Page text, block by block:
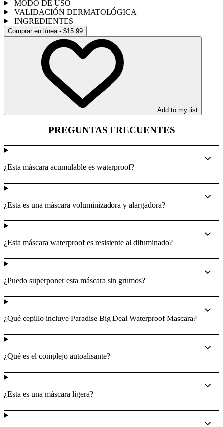
MODO DE USO
VALIDACIÓN DERMATOLÓGICA
INGREDIENTES
Comprar en línea - $15.99
Add to my list
PREGUNTAS FRECUENTES
¿Esta máscara acumulable es waterproof?
¿Esta es una máscara voluminizadora y alargadora?
¿Esta máscara waterproof es resistente al difuminado?
¿Puedo superponer esta máscara sin grumos?
¿Qué cepillo incluye Paradise Big Deal Waterproof Mascara?
¿Qué es el complejo autoalisante?
¿Esta es una máscara ligera?